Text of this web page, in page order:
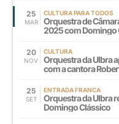
25
MAR
CULTURA PARA TODOS
Orquestra de
2025 com Domingo
20
NOV
CULTURA
Orquestra da Ulbra
com a cantora
25
SET
ENTRADA FRANCA
Orquestra da Ulbra
Domingo Clássico